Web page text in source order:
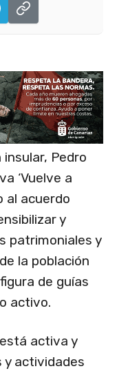
Pedro
‘Vuelve a
al acuerdo
y
patrimoniales y
la población
de guías
activo.
activa y
y actividades